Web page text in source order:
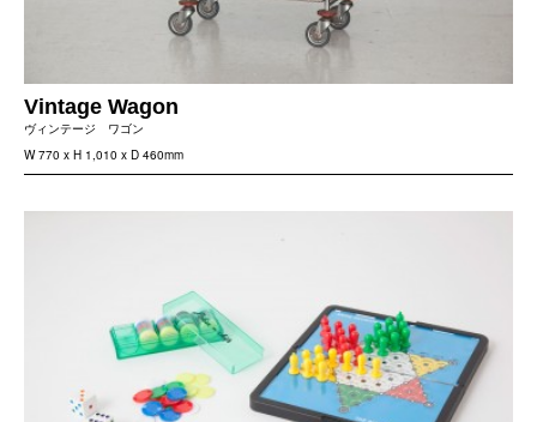
Vintage Wagon
ヴィンテージ ワゴン
W 770 x H 1,010 x D 460mm